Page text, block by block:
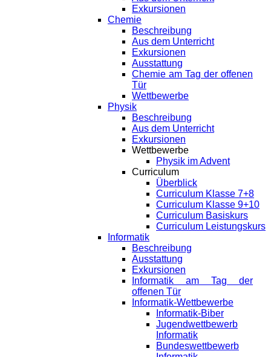
Exkursionen
Chemie
Beschreibung
Aus dem Unterricht
Exkursionen
Ausstattung
Chemie am Tag der offenen
Tür
Wettbewerbe
Physik
Beschreibung
Aus dem Unterricht
Exkursionen
Wettbewerbe
Physik im Advent
Curriculum
Überblick
Curriculum Klasse 7+8
Curriculum Klasse 9+10
Curriculum Basiskurs
Curriculum Leistungskurs
Informatik
Beschreibung
Ausstattung
Exkursionen
Informatik am Tag der
offenen Tür
Informatik-Wettbewerbe
Informatik-Biber
Jugendwettbewerb
Informatik
Bundeswettbewerb